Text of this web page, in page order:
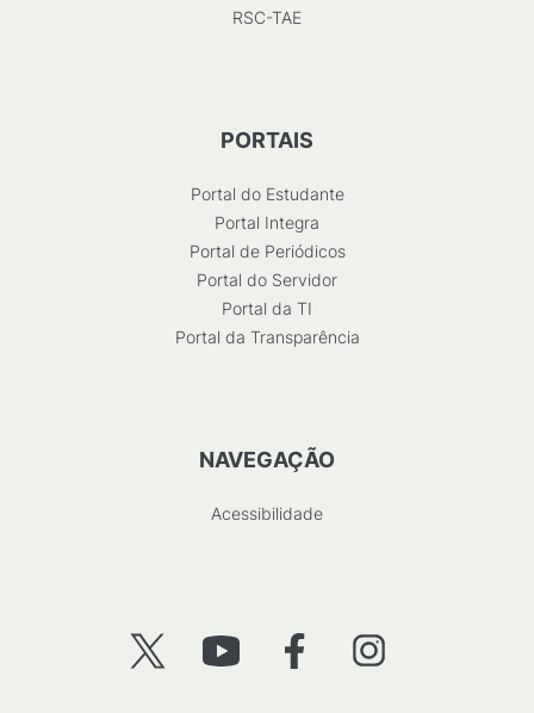
RSC-TAE
PORTAIS
Portal do Estudante
Portal Integra
Portal de Periódicos
Portal do Servidor
Portal da TI
Portal da Transparência
NAVEGAÇÃO
Acessibilidade